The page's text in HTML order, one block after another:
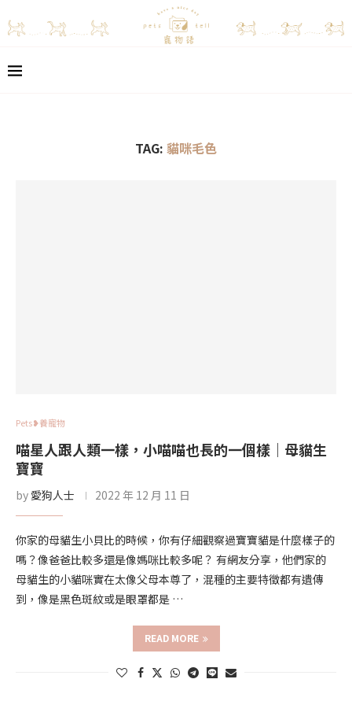
TAG: 貓咪毛色
Pets❥養寵物
喵星人跟人類一樣，小喵喵也長的一個樣｜母貓生
寶寶
by 愛狗人士 2022 年 12 月 11 日
你家的母貓生小貝比的時候，你有仔細觀察過寶寶貓是什麼樣子的
嗎？像爸爸比較多還是像媽咪比較多呢？ 有網友分享，他們家的
母貓生的小貓咪實在太像父母本尊了，混種的主要特徵都有遺傳
到，像是黑色斑紋或是眼罩都是 …
READ MORE